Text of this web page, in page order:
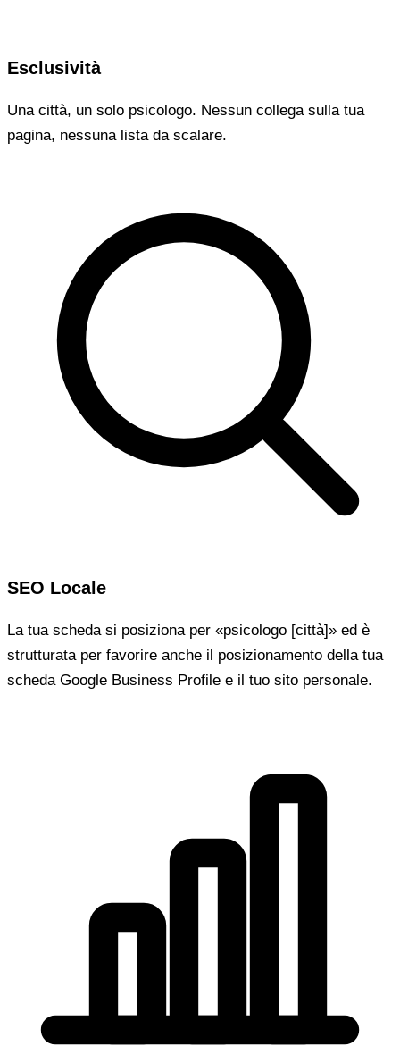
Esclusività
Una città, un solo psicologo. Nessun collega sulla tua
pagina, nessuna lista da scalare.
SEO Locale
La tua scheda si posiziona per «psicologo [città]» ed è
strutturata per favorire anche il posizionamento della tua
scheda Google Business Profile e il tuo sito personale.